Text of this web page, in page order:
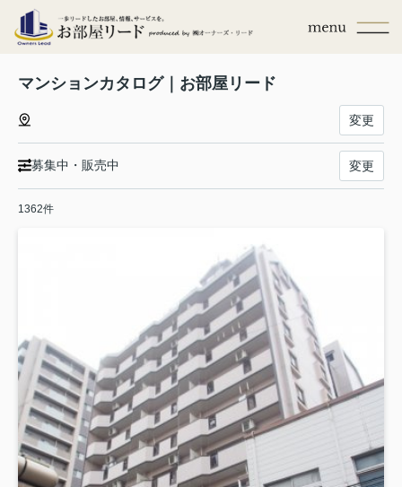
マンションカタログ｜お部屋リード
変更
募集中・販売中 変更
1362件